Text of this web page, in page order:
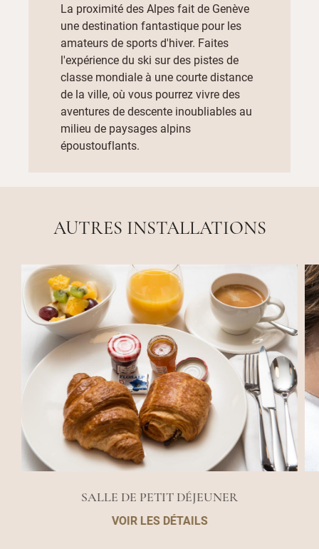
La proximité des Alpes fait de Genève
une destination fantastique pour les
amateurs de sports d'hiver. Faites
l'expérience du ski sur des pistes de
classe mondiale à une courte distance
de la ville, où vous pourrez vivre des
aventures de descente inoubliables au
milieu de paysages alpins
époustouflants.
AUTRES INSTALLATIONS
SALLE DE PETIT DÉJEUNER
VOIR LES DÉTAILS